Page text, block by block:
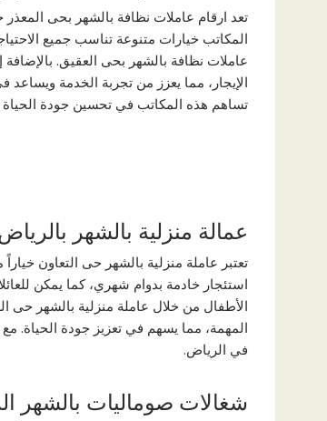
تعد ارقام عاملات نظافة بالشهر بحى
المكاتب خيارات متنوعة تناسب جميع
عاملات نظافة بالشهر بحى العقيق.
الإيجار، مما يعزز من تجربة الخدمة ويساعد
تساهم هذه المكاتب في تحسين جودة الحياة
عمالة منزلية بالشهر
تعتبر عاملة منزلية بالشهر حى التعاون
استئجار خادمة بدوام شهري، كما يمكن
الأطفال من خلال عاملة منزلية بالشهر حى
المهمة، مما يسهم في تعزيز جودة الحياة.
في الرياض.
شغالات صوماليات بالشهر